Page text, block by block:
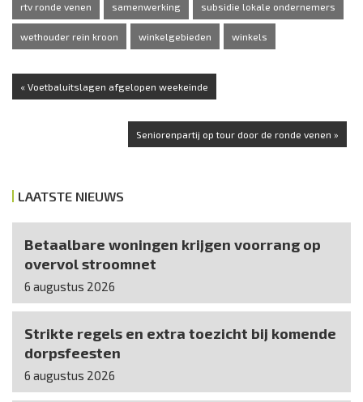
rtv ronde venen samenwerking subsidie lokale ondernemers
wethouder rein kroon winkelgebieden winkels
« Voetbaluitslagen afgelopen weekeinde
Seniorenpartij op tour door de ronde venen »
LAATSTE NIEUWS
Betaalbare woningen krijgen voorrang op
overvol stroomnet
6 augustus 2026
Strikte regels en extra toezicht bij komende
dorpsfeesten
6 augustus 2026